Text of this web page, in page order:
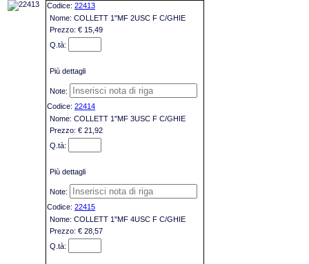
22413
COLLETT 1"MF 2USC F C/GHIE
€ 15,49
Più dettagli
22414
COLLETT 1"MF 3USC F C/GHIE
€ 21,92
Più dettagli
22415
COLLETT 1"MF 4USC F C/GHIE
€ 28,57